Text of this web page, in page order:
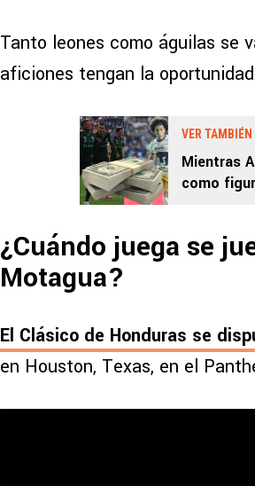
Tanto leones como águilas se
aficiones tengan la
VER TAMBIÉN
Mientras
como
¿Cuándo juega se
Motagua?
El Clásico de Honduras se
en Houston, Texas, en el